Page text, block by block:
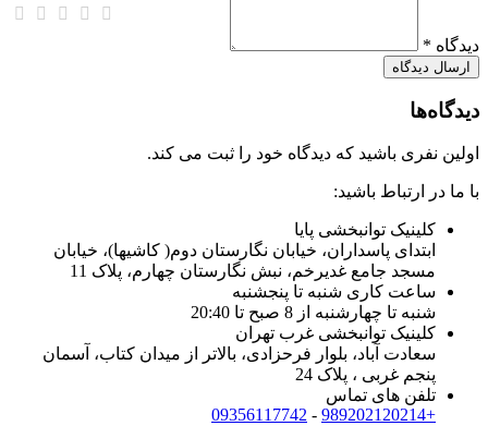
دیدگاه *
دیدگاه‌ها
اولین نفری باشید که دیدگاه خود را ثبت می کند.
با ما در ارتباط باشید:
کلینیک توانبخشی پایا
ابتدای پاسداران، خیابان نگارستان دوم( کاشیها)، خیابان
مسجد جامع غدیرخم، نبش نگارستان چهارم، پلاک 11
ساعت کاری شنبه تا پنجشنبه
شنبه تا چهارشنبه از 8 صبح تا 20:40
کلینیک توانبخشی غرب تهران
سعادت آباد، بلوار فرحزادی، بالاتر از میدان کتاب، آسمان
پنجم غربی ، پلاک 24
تلفن های تماس
+989202120214
-
09356117742